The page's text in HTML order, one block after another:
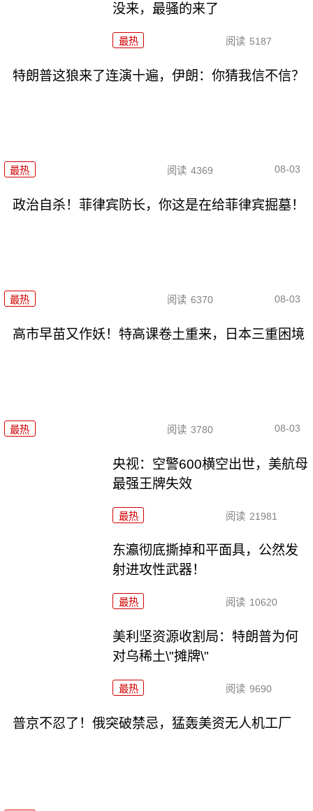
没来，最骚的来了
最热 阅读 5187
特朗普这狼来了连演十遍，伊朗：你猜我信不信？
最热 阅读 4369 08-03
政治自杀！菲律宾防长，你这是在给菲律宾掘墓！
最热 阅读 6370 08-03
高市早苗又作妖！特高课卷土重来，日本三重困境
最热 阅读 3780 08-03
央视：空警600横空出世，美航母
最强王牌失效
最热 阅读 21981
东瀛彻底撕掉和平面具，公然发
射进攻性武器！
最热 阅读 10620
美利坚资源收割局：特朗普为何
对乌稀土\"摊牌\"
最热 阅读 9690
普京不忍了！俄突破禁忌，猛轰美资无人机工厂